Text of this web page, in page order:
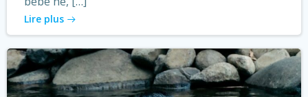
Lire plus